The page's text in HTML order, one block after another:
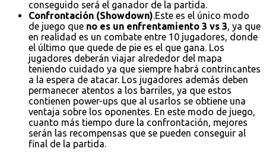
conseguido será el ganador de la partida.
Confrontación (Showdown).Este es el único modo
de juego que no es un enfrentamiento 3 vs 3, ya que
en realidad es un combate entre 10 jugadores, donde
el último que quede de pie es el que gana. Los
jugadores deberán viajar alrededor del mapa
teniendo cuidado ya que siempre habrá contrincantes
a la espera de atacar. Los jugadores además deben
permanecer atentos a los barriles, ya que estos
contienen power-ups que al usarlos se obtiene una
ventaja sobre los oponentes. En este modo de juego,
cuanto más tiempo dure la confrontación, mejores
serán las recompensas que se pueden conseguir al
final de la partida.